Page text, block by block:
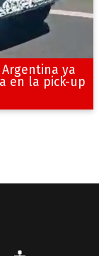
ya
en la pick-up